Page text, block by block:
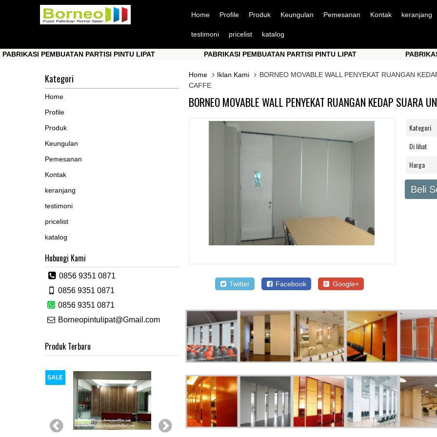
Home Profile Produk Keungulan Pemesanan Kontak keranjang
testimoni pricelist katalog
PEMBUATAN PARTISI PINTU LIPAT PABRIKASI PEMBUATAN PARTISI PINTU LIPAT
PABRIKASI
Home
Iklan Kami
BORNEO MOVABLE WALL PENYEKAT RUANGAN
CAFFE
BORNEO MOVABLE WALL PENYEKAT RUANGAN KEDAP SUARA
Twitter Facebook Google+
Kategori
Di lihat
Harga
Beli
Kategori
Home
Profile
Produk
Keungulan
Pemesanan
Kontak
keranjang
testimoni
pricelist
katalog
Hubungi Kami
0856 9351 0871
0856 9351 0871
0856 9351 0871
Borneopintulipat@Gmail.com
Produk Terbaru
SALE SALE